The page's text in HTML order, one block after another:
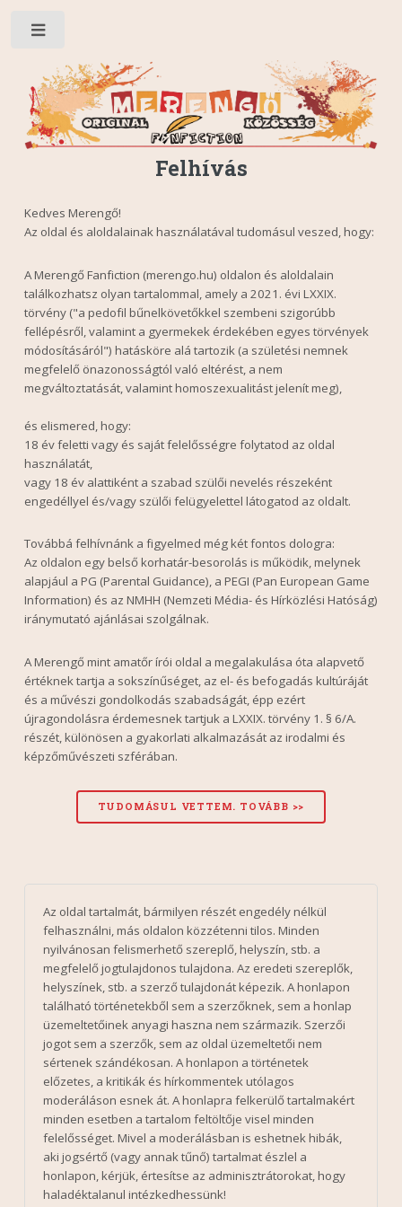
Felhívás
Kedves Merengő!
Az oldal és aloldalainak használatával tudomásul veszed, hogy:
A Merengő Fanfiction (merengo.hu) oldalon és aloldalain
találkozhatsz olyan tartalommal, amely a 2021. évi LXXIX.
törvény ("a pedofil bűnelkövetőkkel szembeni szigorúbb
fellépésről, valamint a gyermekek érdekében egyes törvények
módosításáról") hatásköre alá tartozik (a születési nemnek
megfelelő önazonosságtól való eltérést, a nem
megváltoztatását, valamint homoszexualitást jelenít meg),
és elismered, hogy:
18 év feletti vagy és saját felelősségre folytatod az oldal
használatát,
vagy 18 év alattiként a szabad szülői nevelés részeként
engedéllyel és/vagy szülői felügyelettel látogatod az oldalt.
Továbbá felhívnánk a figyelmed még két fontos dologra:
Az oldalon egy belső korhatár-besorolás is működik, melynek
alapjául a PG (Parental Guidance), a PEGI (Pan European Game
Information) és az NMHH (Nemzeti Média- és Hírközlési Hatóság)
iránymutató ajánlásai szolgálnak.
A Merengő mint amatőr írói oldal a megalakulása óta alapvető
értéknek tartja a sokszínűséget, az el- és befogadás kultúráját
és a művészi gondolkodás szabadságát, épp ezért
újragondolásra érdemesnek tartjuk a LXXIX. törvény 1. § 6/A.
részét, különösen a gyakorlati alkalmazását az irodalmi és
képzőművészeti szférában.
Az oldal tartalmát, bármilyen részét engedély nélkül
felhasználni, más oldalon közzétenni tilos. Minden
nyilvánosan felismerhető szereplő, helyszín, stb. a
megfelelő jogtulajdonos tulajdona. Az eredeti szereplők,
helyszínek, stb. a szerző tulajdonát képezik. A honlapon
található történetekből sem a szerzőknek, sem a honlap
üzemeltetőinek anyagi haszna nem származik. Szerzői
jogot sem a szerzők, sem az oldal üzemeltetői nem
sértenek szándékosan. A honlapon a történetek
előzetes, a kritikák és hírkommentek utólagos
moderáláson esnek át. A honlapra felkerülő tartalmakért
minden esetben a tartalom feltöltője visel minden
felelősséget. Mivel a moderálásban is eshetnek hibák,
aki jogsértő (vagy annak tűnő) tartalmat észlel a
honlapon, kérjük, értesítse az adminisztrátorokat, hogy
haladéktalanul intézkedhessünk!